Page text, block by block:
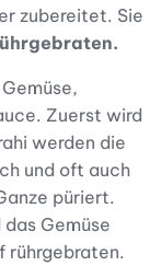
zubereitet. Sie
Zuerst wird
werden die
und oft auch
püriert.
Gemüse
rührgebraten.